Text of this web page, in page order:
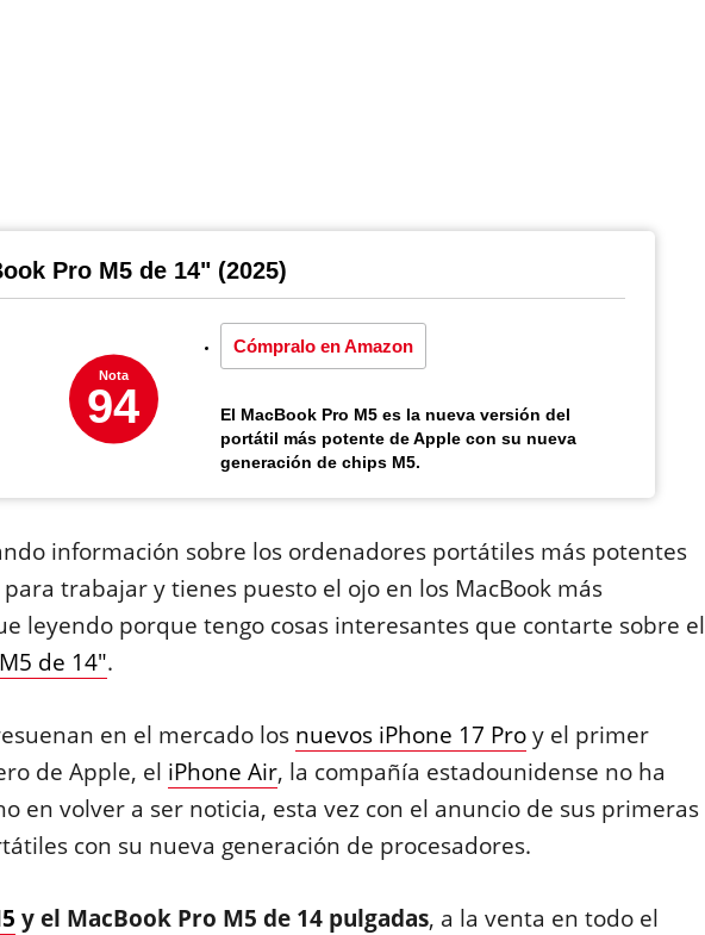
Pro M5 de 14" (2025)
Nota
94
Cómpralo en Amazon
El MacBook Pro M5 es la nueva versión del
portátil más potente de Apple con su nueva
generación de chips M5.
información sobre los ordenadores portátiles más potentes
trabajar y tienes puesto el ojo en los MacBook más
leyendo porque tengo cosas interesantes que contarte sobre el
de 14".
en el mercado los nuevos iPhone 17 Proy el primer
de Apple, el iPhone Air, la compañía estadounidense no ha
en volver a ser noticia, esta vez con el anuncio de sus primeras
con su nueva generación de procesadores.
y el MacBook Pro M5 de 14 pulgadas, a la venta en todo el